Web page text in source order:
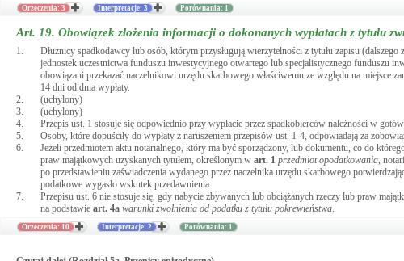
Orzeczenia: 3 Interpretacje: 3 Porównania: 1
Art. 19. Obowiązek złożenia informacji o dokonanych wypłatach z tytułu
1.
Dłużnicy spadkodawcy lub osób, którym przysługują wierzytelności z tytułu zapisu
jednostek uczestnictwa funduszu inwestycyjnego otwartego lub specjalistycznego funduszu
obowiązani przekazać naczelnikowi urzędu skarbowego właściwemu ze względu na miejsce
14 dni od dnia wypłaty.
2.
(uchylony)
3.
(uchylony)
4.
Przepis ust. 1 stosuje się odpowiednio przy wypłacie przez spadkobierców należności w
5.
Osoby, które dopuściły do wypłaty z naruszeniem przepisów ust. 1-4, odpowiadają za
6.
Jeżeli przedmiotem aktu notarialnego, który ma być sporządzony, lub dokumentu, co do
praw majątkowych uzyskanych tytułem, określonym w art. 1 przedmiot opodatkowania,
po przedstawieniu zaświadczenia wydanego przez naczelnika urzędu skarbowego
podatkowe wygasło wskutek przedawnienia.
7.
Przepisu ust. 6 nie stosuje się, gdy nabycie zbywanych lub obciążanych rzeczy lub praw
na podstawie art. 4a warunki zwolnienia od podatku z tytułu pokrewieństwa.
Orzeczenia: 10 Interpretacje: 2 Porównania: 1